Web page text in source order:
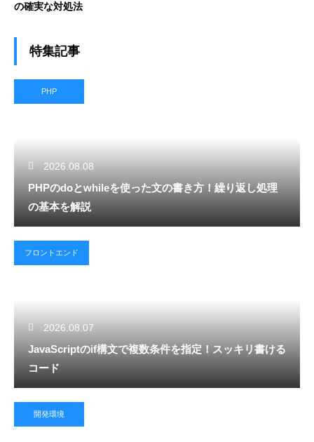
の確実な対処法
特集記事
PHP
2026.08.08
PHPのdoとwhileを使った文の書き方！繰り返し処理
の基本を解説
フロントエンド
2026.08.07
JavaScriptのif構文で複数条件を指定！スッキリ書ける
コード
開発環境